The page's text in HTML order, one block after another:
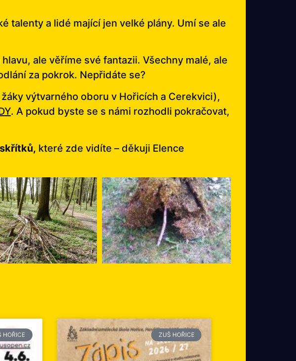
talenty a lidé mající jen velké plány. Umí se ale
ale věříme své fantazii. Všechny malé, ale
za pokrok. Nepřidáte se?
výtvarného oboru v Hořicích a Cerekvici),
. A pokud byste se s námi rozhodli pokračovat,
které zde vidíte – děkuji Elence
HOŘICE ZUŠ HOŘICE